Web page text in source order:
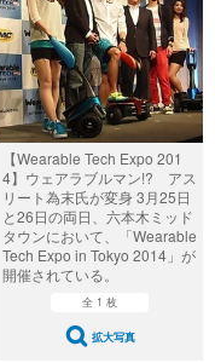
文化
出版／映画
ファッション
写真
政治
【Wearable Tech Expo 201
4】ウェアラブルマン!? アス
リート為末氏が変身 3月25日
と26日の両日、六本木ミッド
タウンにおいて、「Wearable
Tech Expo in Tokyo 2014」が
開催されている。
全 1 枚
拡大写真